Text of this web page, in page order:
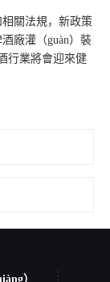
關法規，新政策
廠灌（guàn）裝
行業將會迎來健
）